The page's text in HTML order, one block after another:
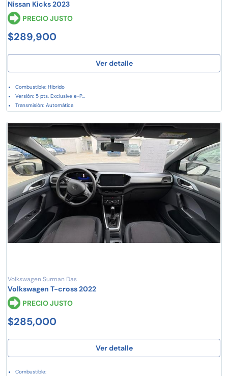
Nissan Kicks 2023
PRECIO JUSTO
$289,900
Ver detalle
Combustible: Hibrido
Versión: 5 pts. Exclusive e-P...
Transmisión: Automática
Volkswagen Surman Das
Volkswagen T-cross 2022
PRECIO JUSTO
$285,000
Ver detalle
Combustible: